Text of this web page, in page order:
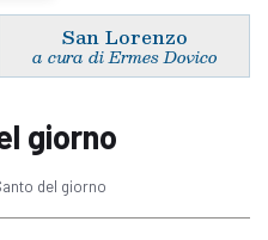
San Lorenzo
a cura di Ermes Dovico
giorno
del giorno